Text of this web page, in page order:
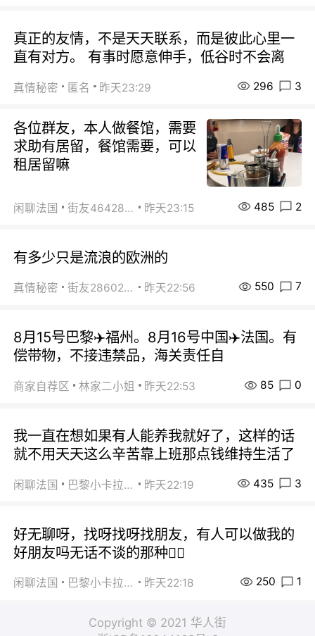
真正的友情，不是天天联系，而是彼此心里一
直有对方。 有事时愿意伸手，低谷时不会离
真情秘密 匿名 昨天23:29 296 3
各位群友，本人做餐馆，需要
求助有居留，餐馆需要，可以
租居留嘛
闲聊法国 街友46428878 昨天23:15 485 2
有多少只是流浪的欧洲的
真情秘密 街友28602925 昨天22:56 550 7
8月15号巴黎✈️福州。8月16号中国✈️法国。有
偿带物，不接违禁品，海关责任自
商家自荐区 林家二小姐 昨天22:53 85 0
我一直在想如果有人能养我就好了，这样的话
就不用天天这么辛苦靠上班那点钱维持生活了
闲聊法国 巴黎小卡拉咪 昨天22:19 435 3
好无聊呀，找呀找呀找朋友，有人可以做我的
好朋友吗无话不谈的那种😮‍💨
闲聊法国 巴黎小卡拉咪 昨天22:18 250 1
Copyright © 2021 华人街